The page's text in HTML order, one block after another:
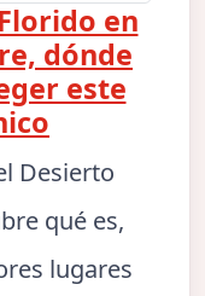
en
dónde
este
Desierto
qué es,
lugares